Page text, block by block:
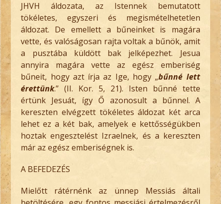
JHVH áldozata, az Istennek bemutatott
tökéletes, egyszeri és megismételhetetlen
áldozat. De emellett a bűneinket is magára
vette, és valóságosan rajta voltak a bűnök, amit
a pusztába küldött bak jelképezhet. Jesua
annyira magára vette az egész emberiség
bűneit, hogy azt írja az Ige, hogy „bűnné lett
érettünk.” (II. Kor. 5, 21). Isten bűnné tette
értünk Jesuát, így Ő azonosult a bűnnel. A
kereszten elvégzett tökéletes áldozat két arca
lehet ez a két bak, amelyek e kettősségükben
hoztak engesztelést Izraelnek, és a kereszten
már az egész emberiségnek is.
A BEFEDEZÉS
Mielőtt rátérnénk az ünnep Messiás általi